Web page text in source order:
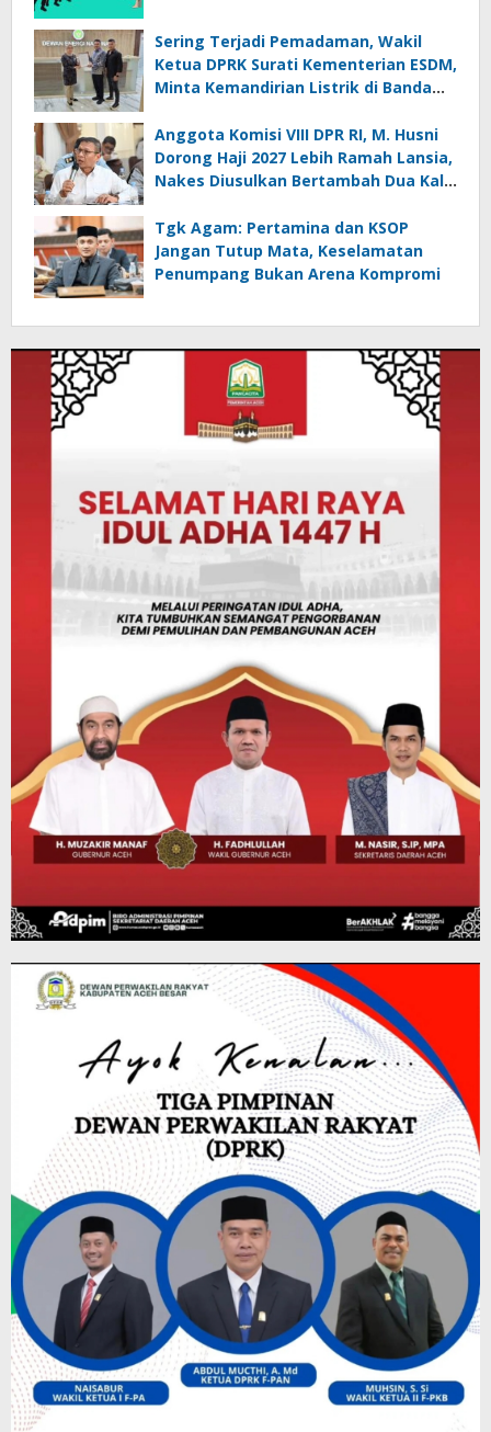
Sering Terjadi Pemadaman, Wakil
Ketua DPRK Surati Kementerian ESDM,
Minta Kemandirian Listrik di Banda
Anggota Komisi VIII DPR RI, M. Husni
Dorong Haji 2027 Lebih Ramah Lansia,
Nakes Diusulkan Bertambah Dua Kali
Tgk Agam: Pertamina dan KSOP
Jangan Tutup Mata, Keselamatan
Penumpang Bukan Arena Kompromi